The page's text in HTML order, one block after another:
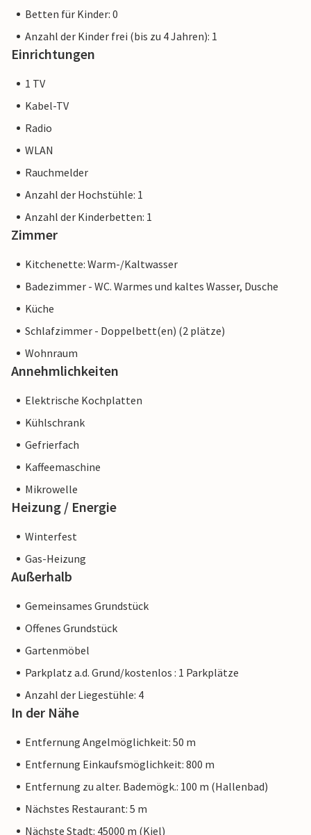
Betten für Kinder: 0
Anzahl der Kinder frei (bis zu 4 Jahren): 1
Einrichtungen
1 TV
Kabel-TV
Radio
WLAN
Rauchmelder
Anzahl der Hochstühle: 1
Anzahl der Kinderbetten: 1
Zimmer
Kitchenette: Warm-/Kaltwasser
Badezimmer - WC. Warmes und kaltes Wasser, Dusche
Küche
Schlafzimmer - Doppelbett(en) (2 plätze)
Wohnraum
Annehmlichkeiten
Elektrische Kochplatten
Kühlschrank
Gefrierfach
Kaffeemaschine
Mikrowelle
Heizung / Energie
Winterfest
Gas-Heizung
Außerhalb
Gemeinsames Grundstück
Offenes Grundstück
Gartenmöbel
Parkplatz a.d. Grund/kostenlos : 1 Parkplätze
Anzahl der Liegestühle: 4
In der Nähe
Entfernung Angelmöglichkeit: 50 m
Entfernung Einkaufsmöglichkeit: 800 m
Entfernung zu alter. Bademögk.: 100 m (Hallenbad)
Nächstes Restaurant: 5 m
Nächste Stadt: 45000 m (Kiel)